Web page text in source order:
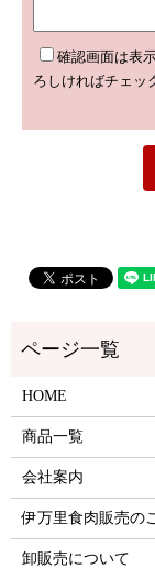
確認画面は表
ろしければチェッ
HOME
商品一覧
会社案内
伊万里食肉販売の
卸販売について